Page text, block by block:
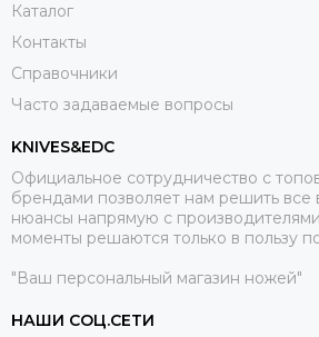
Каталог
Контакты
Справочники
Часто задаваемые вопросы
KNIVES&EDC
Официальное сотрудничество с
брендами позволяет нам решить
нюансы напрямую с
моменты решаются только в пользу
"Ваш персональный магазин ножей"
НАШИ СОЦ.СЕТИ